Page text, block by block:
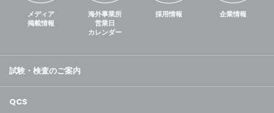
メディア
掲載情報
海外事業所
営業日
カレンダー
採用情報 企業情報
試験・検査のご案内
QCS